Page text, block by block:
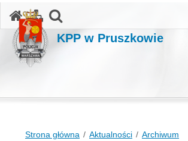
KPP w Pruszkowie
Strona główna Aktualności Archiwum